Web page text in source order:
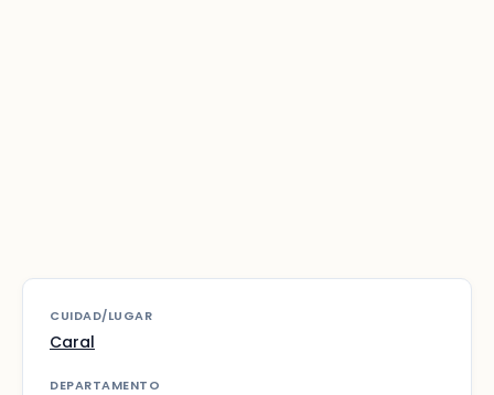
CUIDAD/LUGAR
Caral
DEPARTAMENTO